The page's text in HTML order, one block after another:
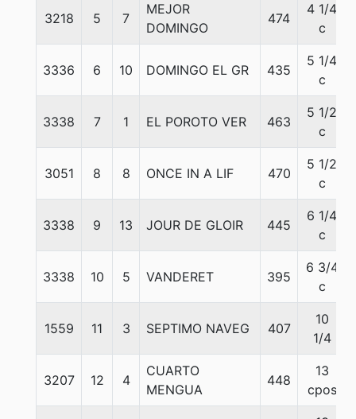
3218 5 7
MEJOR
DOMINGO
474
4 1/4
c
3336 6 10 DOMINGO EL GR 435
5 1/4
c
3338 7 1 EL POROTO VER 463
5 1/2
c
3051 8 8 ONCE IN A LIF 470
5 1/2
c
3338 9 13 JOUR DE GLOIR 445
6 1/4
c
3338 10 5 VANDERET 395
6 3/4
c
1559 11 3 SEPTIMO NAVEG 407
10
1/4
3207 12 4
CUARTO
MENGUA
448
13
cpos